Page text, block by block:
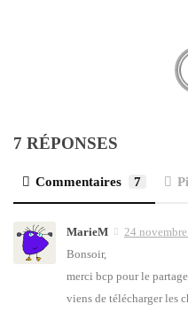
7 RÉPONSES
Commentaires 7
MarieM
24
Bon­soir,
mer­ci bcp pour le
viens de télé­char­ger les